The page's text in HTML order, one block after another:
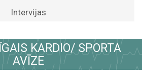
Intervijas
KARDIO/ SPORTA
AVĪZE